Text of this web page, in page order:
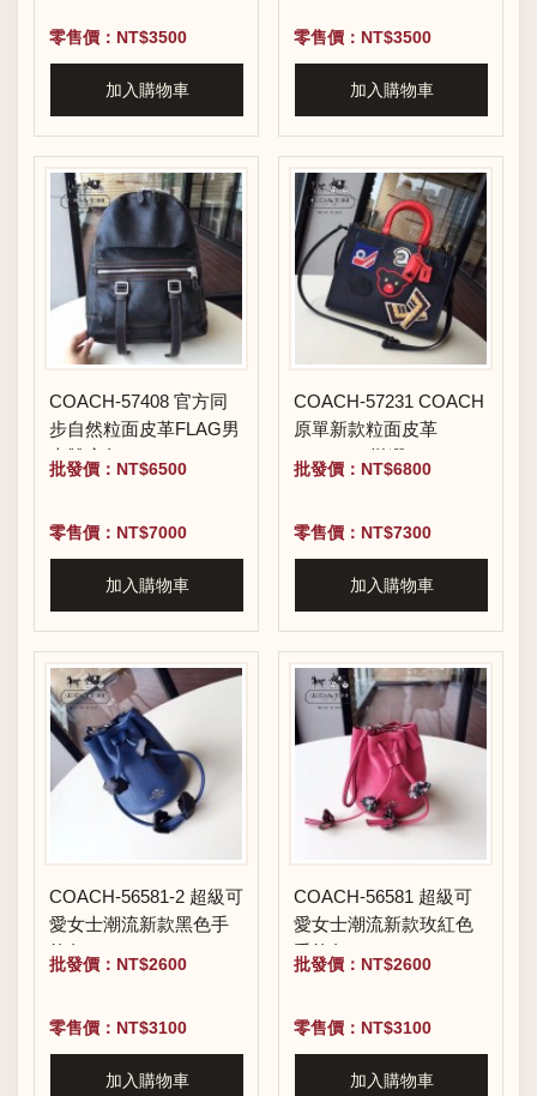
零售價：NT$3500
加入購物車
零售價：NT$3500
加入購物車
COACH-57408 官方同
步自然粒面皮革FLAG男
士雙肩包
批發價：NT$6500
零售價：NT$7000
加入購物車
COACH-57231 COACH
原單新款粒面皮革
VARSITY拼綴ROGU唐
嫣同款手提肩背包
批發價：NT$6800
零售價：NT$7300
加入購物車
COACH-56581-2 超級可
愛女士潮流新款黑色手
拎包
批發價：NT$2600
零售價：NT$3100
加入購物車
COACH-56581 超級可
愛女士潮流新款玫紅色
手拎包
批發價：NT$2600
零售價：NT$3100
加入購物車